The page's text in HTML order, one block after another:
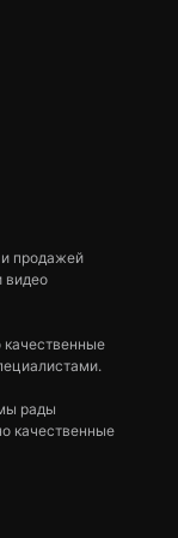
продажей
видео
рады
качественные